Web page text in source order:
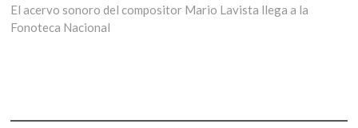
entradas
siguiente:
El acervo sonoro del compositor Mario Lavista llega a la
Fonoteca Nacional